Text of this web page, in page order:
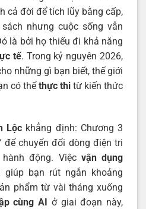
cả đời để tích lũy bằng cấp,
nhưng cuộc sống vẫn
là bởi họ thiếu đi khả năng
tế. Trong kỷ nguyên 2026,
những gì bạn biết, thế giới
có thể thực thi từ kiến thức
Lộc khẳng định: Chương 3
để chuyển đổi dòng điện tri
động. Việc vận dụng
giúp bạn rút ngắn khoảng
phẩm từ vài tháng xuống
cùng AI
ở giai đoạn này,